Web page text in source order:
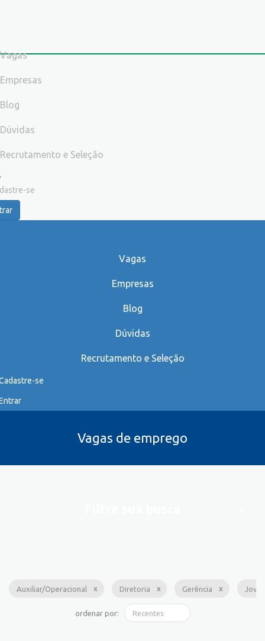
Vagas
Empresas
Blog
Dúvidas
Recrutamento e Seleção
se
Vagas
Empresas
Blog
Dúvidas
Recrutamento e Seleção
se
Vagas de emprego
Auxiliar/Operacional Diretoria Gerência
ordenar por: